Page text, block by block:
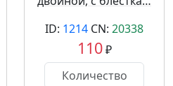
ID: 1214 CN: 20338
110₽